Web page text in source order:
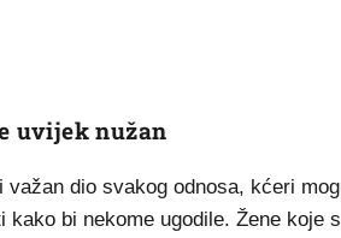
uvijek nužan
važan dio svakog odnosa, kćeri
kako bi nekome ugodile. Žene koje